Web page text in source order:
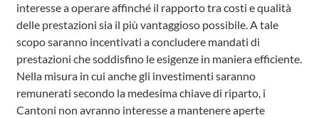
interesse a operare affinché il rapporto tra costi e qualità
delle prestazioni sia il più vantaggioso possibile. A tale
scopo saranno incentivati a concludere mandati di
prestazioni che soddisfino le esigenze in maniera efficiente.
Nella misura in cui anche gli investimenti saranno
remunerati secondo la medesima chiave di riparto, i
Cantoni non avranno interesse a mantenere aperte